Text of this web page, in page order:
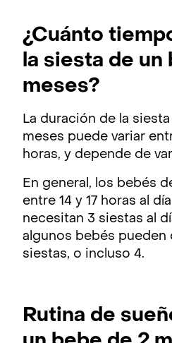
¿Cuánto
la siesta de un
meses?
La duración de la
meses puede variar
horas, y depende de
En general, los bebés
entre 14 y 17 horas al
necesitan 3 siestas al
algunos bebés pueden
siestas, o incluso 4.
Rutina de